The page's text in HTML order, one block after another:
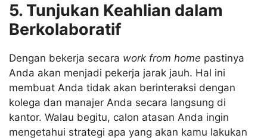
5. Tunjukan Keahlian dalam
Berkolaboratif
Dengan bekerja secara work from home pastinya
Anda akan menjadi pekerja jarak jauh. Hal ini
membuat Anda tidak akan berinteraksi dengan
kolega dan manajer Anda secara langsung di
kantor. Walau begitu, calon atasan Anda ingin
mengetahui strategi apa yang akan kamu lakukan